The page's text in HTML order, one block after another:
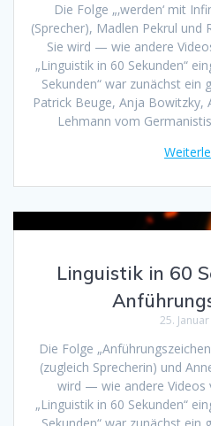
Die Folge „‚werden‘ mit
(Sprecher), Madlen Pekrul und
Sie wird — wie andere
„Linguistik in 60 Sekunden“
Sekunden“ war zunächst
Patrick Beuge, Anja Bowitzky,
Lehmann vom
Linguistik in 60
25.
Die Folge
(zugleich Sprecherin) und
wird — wie andere
„Linguistik in 60 Sekunden“